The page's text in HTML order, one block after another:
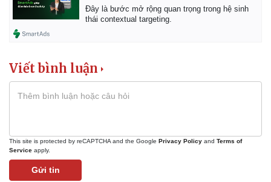
Đây là bước mở rộng quan trọng trong hệ sinh
thái contextual targeting.
Viết bình luận
This site is protected by reCAPTCHA and the Google Privacy Policy and Terms of
Service apply.
Gửi tin